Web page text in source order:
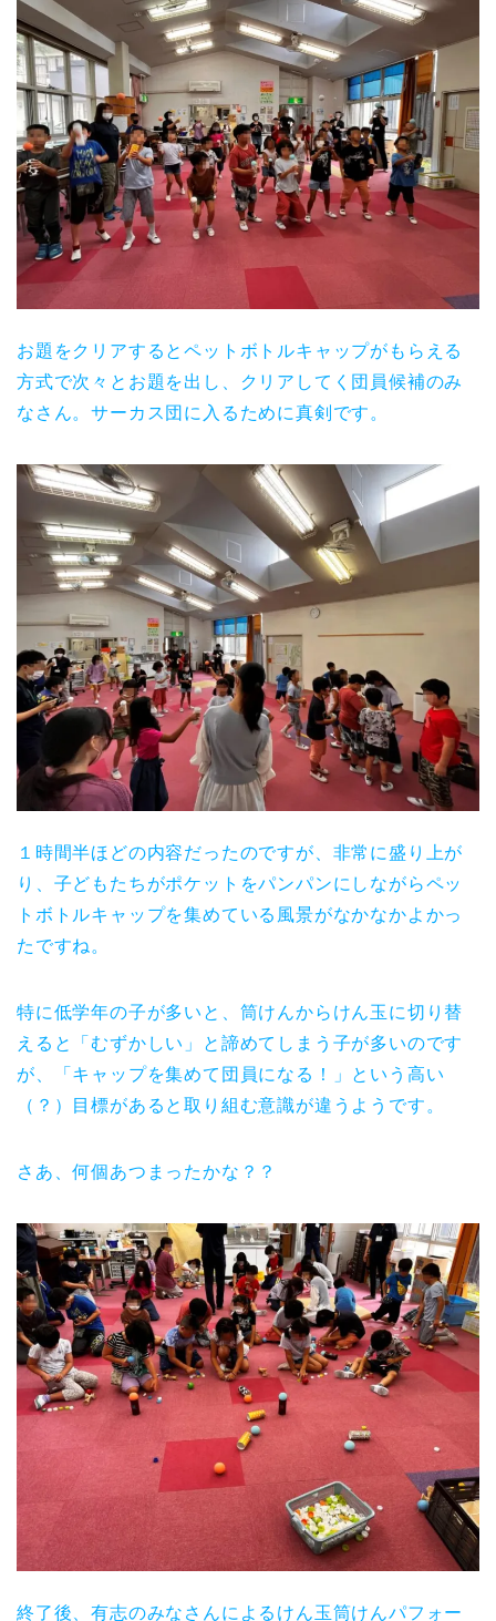
お題をクリアするとペットボトルキャップがもらえる
方式で次々とお題を出し、クリアしてく団員候補のみ
なさん。サーカス団に入るために真剣です。
１時間半ほどの内容だったのですが、非常に盛り上が
り、子どもたちがポケットをパンパンにしながらペッ
トボトルキャップを集めている風景がなかなかよかっ
たですね。
特に低学年の子が多いと、筒けんからけん玉に切り替
えると「むずかしい」と諦めてしまう子が多いのです
が、「キャップを集めて団員になる！」という高い
（？）目標があると取り組む意識が違うようです。
さあ、何個あつまったかな？？
終了後、有志のみなさんによるけん玉筒けんパフォー